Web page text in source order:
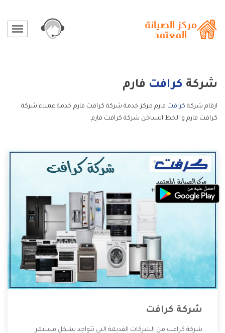
شركة كرافت فارم
ارقام شركة كرافت فارم مركز خدمة شركة كرافت فارم خدمة عملاء شركة
كرافت فارم و الخط الساخن شركة كرافت فارم.
شركة كرافت
شركة كرافت من الشركات القديمة التى تتواجد بشكل مستمر